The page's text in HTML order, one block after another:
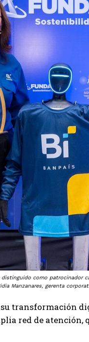
como
Manzanares, gerenta
transformación
red de atención,